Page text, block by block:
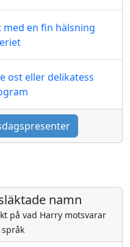
en fin hälsning
ost eller delikatess
namn
på vad Harry motsvarar